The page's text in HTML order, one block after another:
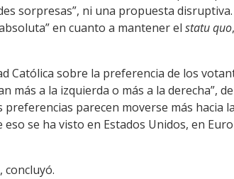
sorpresas”, ni una propuesta
en cuanto a mantener el statu quo
Católica sobre la preferencia de los
más a la izquierda o más a la derecha”,
parecen moverse más hacia
se ha visto en Estados Unidos, en
concluyó.